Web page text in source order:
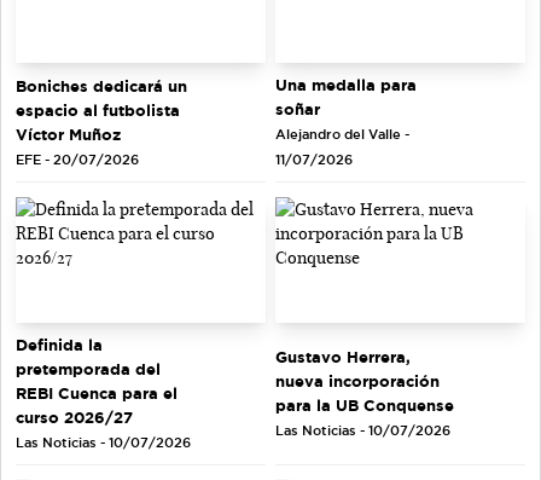
Boniches dedicará un
espacio al futbolista
Víctor Muñoz
EFE - 20/07/2026
Una medalla para
soñar
Alejandro del Valle -
11/07/2026
Definida la
pretemporada del
REBI Cuenca para el
curso 2026/27
Las Noticias - 10/07/2026
Gustavo Herrera,
nueva incorporación
para la UB Conquense
Las Noticias - 10/07/2026